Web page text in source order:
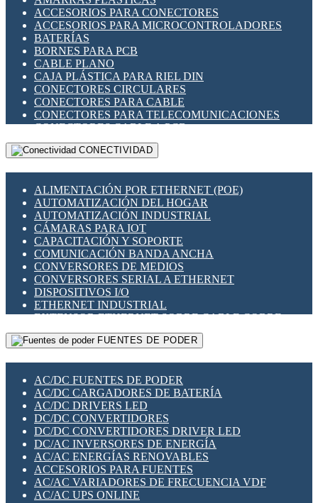
INDICADORES PARA PANEL
INTERFACES DE RELÉ
INTERRUPTORES FIN DE CARRERA
LLAVES CONMUTADORAS
MEDIDORES DE ENERGÍA Y TC'S DE CORRIENTE
MOTORES PASO A PASO
PANTALLAS HMI
PLC -CONTROLADORES LÓGICO PROGRAMABLES
PROGRAMADORES DE HORARIO
RELÉS DE PROTECCIÓN
SENSORES CAPACITIVOS
SENSORES INDUCTIVOS
TEMPORIZADORES
VARIACS
VARIADORES DE FRECUENCIA [VDF]
SECCIONADORES - INTERRUPTORES
MAQUINARIA
ACCESORIOS PARA CONECTORES
ACCESORIOS PARA MICROCONTROLADORES
BATERÍAS
BORNES PARA PCB
CABLE PLANO
CAJA PLÁSTICA PARA RIEL DIN
CONECTORES CIRCULARES
CONECTORES PARA CABLE
CONECTORES PARA TELECOMUNICACIONES
CONECTORES CABLE A PCB
CONECTORES PCB A CABLE
DIP SWITCHES
HERRAMIENTAS VARIAS
ILUMINACIÓN LED
INTERRUPTORES REED
INTERFACES DE RELÉ
OTROS RELÉS
PROTECCIÓN TÉRMICA
RELÉS AUTOMOTRICES
RELÉS DE SEÑAL
RELÉS DE ESTADO SÓLIDO SSR
RELÉS INDUSTRIALES
RELÉS MINIATURA DE POTENCIA
SENSORES MAGNÉTICOS
SWITCH Y MICROSWITCH
TARJETAS PI
UNIÓN Y DERIVACIÓN DE CABLE
CONECTIVIDAD
ALIMENTACIÓN POR ETHERNET (POE)
AUTOMATIZACIÓN DEL HOGAR
AUTOMATIZACIÓN INDUSTRIAL
CÁMARAS PARA IOT
CAPACITACIÓN Y SOPORTE
COMUNICACIÓN BANDA ANCHA
CONVERSORES DE MEDIOS
CONVERSORES SERIAL A ETHERNET
DISPOSITIVOS I/O
ETHERNET INDUSTRIAL
EXTENSOR ETHERNET SOBRE CABLE COBRE
GATEWAY LORAWAN
GESTIÓN DE REDES
PLACAS MODULARES IOT
SWITCHES Y REDES WIFI
SOLUCIONES IOT
SOLUCIONES LORAWAN
SOLUCIONES RED CELULAR
SEGURIDAD PARA REDES
SWITCHES LAN
TELEFONÍA IP (VOIP)
VIGILANCIA IP (CCTV)
MESHTASTIC
FUENTES DE PODER
AC/DC FUENTES DE PODER
AC/DC CARGADORES DE BATERÍA
AC/DC DRIVERS LED
DC/DC CONVERTIDORES
DC/DC CONVERTIDORES DRIVER LED
DC/AC INVERSORES DE ENERGÍA
AC/AC ENERGÍAS RENOVABLES
ACCESORIOS PARA FUENTES
AC/AC VARIADORES DE FRECUENCIA VDF
AC/AC UPS ONLINE